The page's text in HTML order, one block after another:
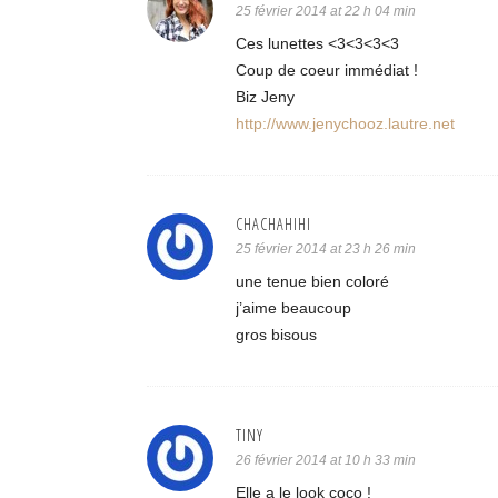
25 février 2014 at 22 h 04 min
Ces lunettes <3<3<3<3
Coup de coeur immédiat !
Biz Jeny
http://www.jenychooz.lautre.net
CHACHAHIHI
25 février 2014 at 23 h 26 min
une tenue bien coloré
j’aime beaucoup
gros bisous
TINY
26 février 2014 at 10 h 33 min
Elle a le look coco !